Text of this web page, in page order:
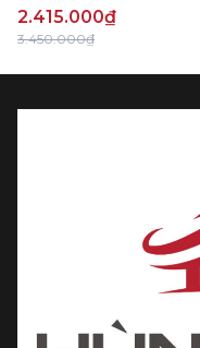
DK900627
2.415.000₫
3.450.000₫